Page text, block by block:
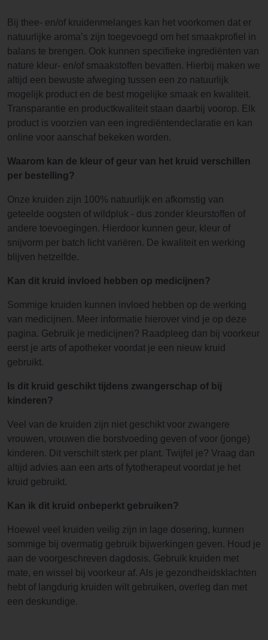
Bij thee- en/of kruidenmelanges kan het voorkomen dat er
natuurlijke aroma’s zijn toegevoegd om het smaakprofiel in
balans te brengen. Ook kunnen specifieke ingrediënten van
nature kleur- en/of smaakstoffen bevatten. Hierbij maken we
altijd een bewuste afweging tussen een zo natuurlijk
mogelijk product en de best mogelijke smaak en kwaliteit.
Transparantie en productkwaliteit staan daarbij voorop. Elk
product is voorzien van een ingrediëntendeclaratie en kan
online voor aanschaf bekeken worden.
Waarom kan de kleur of geur van het kruid verschillen
per bestelling?
Onze kruiden zijn 100% natuurlijk en afkomstig van
geteelde oogsten of wildpluk - dus zonder kleurstoffen of
andere toevoegingen. Hierdoor kunnen geur, kleur of
snijvorm per batch licht variëren. De kwaliteit en werking
blijven hetzelfde.
Kan dit kruid invloed hebben op medicijnen?
Sommige kruiden kunnen invloed hebben op de werking
van medicijnen. Meer informatie hierover vind je op deze
pagina. Gebruik je medicijnen? Raadpleeg dan bij voorkeur
eerst je arts of apotheker voordat je een nieuw kruid
gebruikt.
Is dit kruid geschikt tijdens zwangerschap of bij
kinderen?
Veel van de kruiden zijn niet geschikt voor zwangere
vrouwen, vrouwen die borstvoeding geven of voor (jonge)
kinderen. Dit verschilt sterk per plant. Twijfel je? Vraag dan
altijd advies aan een arts of fytotherapeut voordat je het
kruid gebruikt.
Kan ik dit kruid onbeperkt gebruiken?
Hoewel veel kruiden veilig zijn in lage dosering, kunnen
sommige bij overmatig gebruik bijwerkingen geven. Houd je
aan de voorgeschreven dagdosis. Gebruik kruiden met
mate, en wissel bij voorkeur af. Als je gezondheidsklachten
hebt of langdurig kruiden wilt gebruiken, overleg dan met
een deskundige.